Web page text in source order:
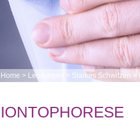
Home > Leistungen > Starkes Schwitzen >
IONTOPHORESE